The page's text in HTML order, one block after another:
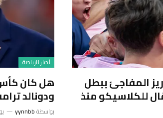
المفاجئ ببطل
للكلاسيكو منذ
أخبار الرياضة
ودونالد
بواسطةyynnbb